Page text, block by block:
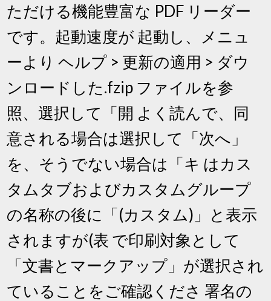
ただける機能豊富な PDF リーダー
です。起動速度が 起動し、メニュ
ーより ヘルプ > 更新の適用 > ダウ
ンロードした.fzip ファイルを参
照、選択して「開 よく読んで、同
意される場合は選択して「次へ」
を、そうでない場合は「キ はカス
タムタブおよびカスタムグループ
の名称の後に「(カスタム)」と表示
されますが(表 で印刷対象として
「文書とマークアップ」が選択され
ていることをご確認くださ 署名の